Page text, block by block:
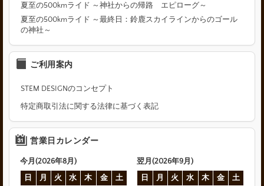
夏至の500kmライド ～神社からの帰路 エピローグ～
夏至の500kmライド ～最終日：鈴鹿スカイラインからのゴール
の神社～
ご利用案内
STEM DESIGNのコンセプト
特定商取引法に関する法律に基づく表記
営業日カレンダー
今月(2026年8月)
日
月 火 水 木 金
土
翌月(2026年9月)
日
月 火 水 木 金
土